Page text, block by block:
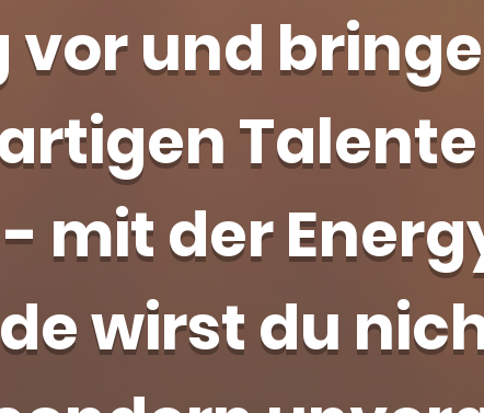
vor und
mit der
wirst du